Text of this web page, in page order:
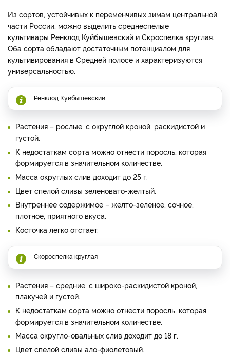
Из сортов, устойчивых к переменчивых зимам центральной
части России, можно выделить среднеспелые
культивары Ренклод Куйбышевский и Скроспелка круглая.
Оба сорта обладают достаточным потенциалом для
культивирования в Средней полосе и характеризуются
универсальностью.
Ренклод Куйбышевский
Растения – рослые, с округлой кроной, раскидистой и
густой.
К недостаткам сорта можно отнести поросль, которая
формируется в значительном количестве.
Масса округлых слив доходит до 25 г.
Цвет спелой сливы зеленовато-желтый.
Внутреннее содержимое – желто-зеленое, сочное,
плотное, приятного вкуса.
Косточка легко отстает.
Скороспелка круглая
Растения – средние, с широко-раскидистой кроной,
плакучей и густой.
К недостаткам сорта можно отнести поросль, которая
формируется в значительном количестве.
Масса округло-овальных слив доходит до 18 г.
Цвет спелой сливы ало-фиолетовый.